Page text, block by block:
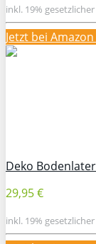
inkl. 19%
Jetzt bei
Deko
29,95 €
inkl. 19%